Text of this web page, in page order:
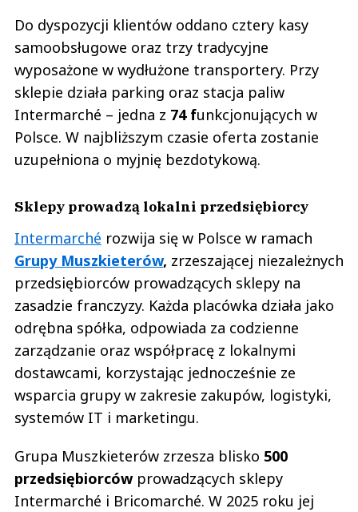
Do dyspozycji klientów oddano cztery kasy
samoobsługowe oraz trzy tradycyjne
wyposażone w wydłużone transportery. Przy
sklepie działa parking oraz stacja paliw
Intermarché – jedna z 74 funkcjonujących w
Polsce. W najbliższym czasie oferta zostanie
uzupełniona o myjnię bezdotykową.
Sklepy prowadzą lokalni przedsiębiorcy
Intermarché rozwija się w Polsce w ramach
Grupy Muszkieterów, zrzeszającej niezależnych
przedsiębiorców prowadzących sklepy na
zasadzie franczyzy. Każda placówka działa jako
odrębna spółka, odpowiada za codzienne
zarządzanie oraz współpracę z lokalnymi
dostawcami, korzystając jednocześnie ze
wsparcia grupy w zakresie zakupów, logistyki,
systemów IT i marketingu.
Grupa Muszkieterów zrzesza blisko 500
przedsiębiorcówprowadzących sklepy
Intermarché i Bricomarché. W 2025 roku jej